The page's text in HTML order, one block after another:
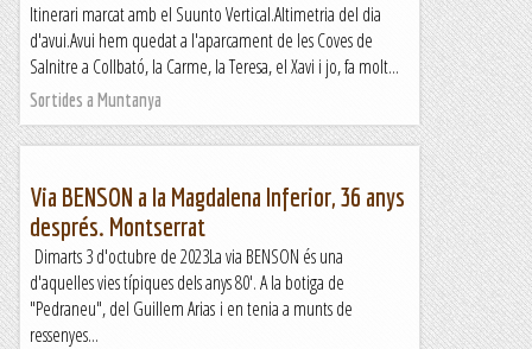
Itinerari marcat amb el Suunto Vertical.Altimetria del dia
d'avui.Avui hem quedat a l'aparcament de les Coves de
Salnitre a Collbató, la Carme, la Teresa, el Xavi i jo, fa molt...
Sortides a Muntanya
Via BENSON a la Magdalena Inferior, 36 anys
després. Montserrat
Dimarts 3 d'octubre de 2023La via BENSON és una
d'aquelles vies típiques dels anys 80'. A la botiga de
"Pedraneu", del Guillem Arias i en tenia a munts de
ressenyes...